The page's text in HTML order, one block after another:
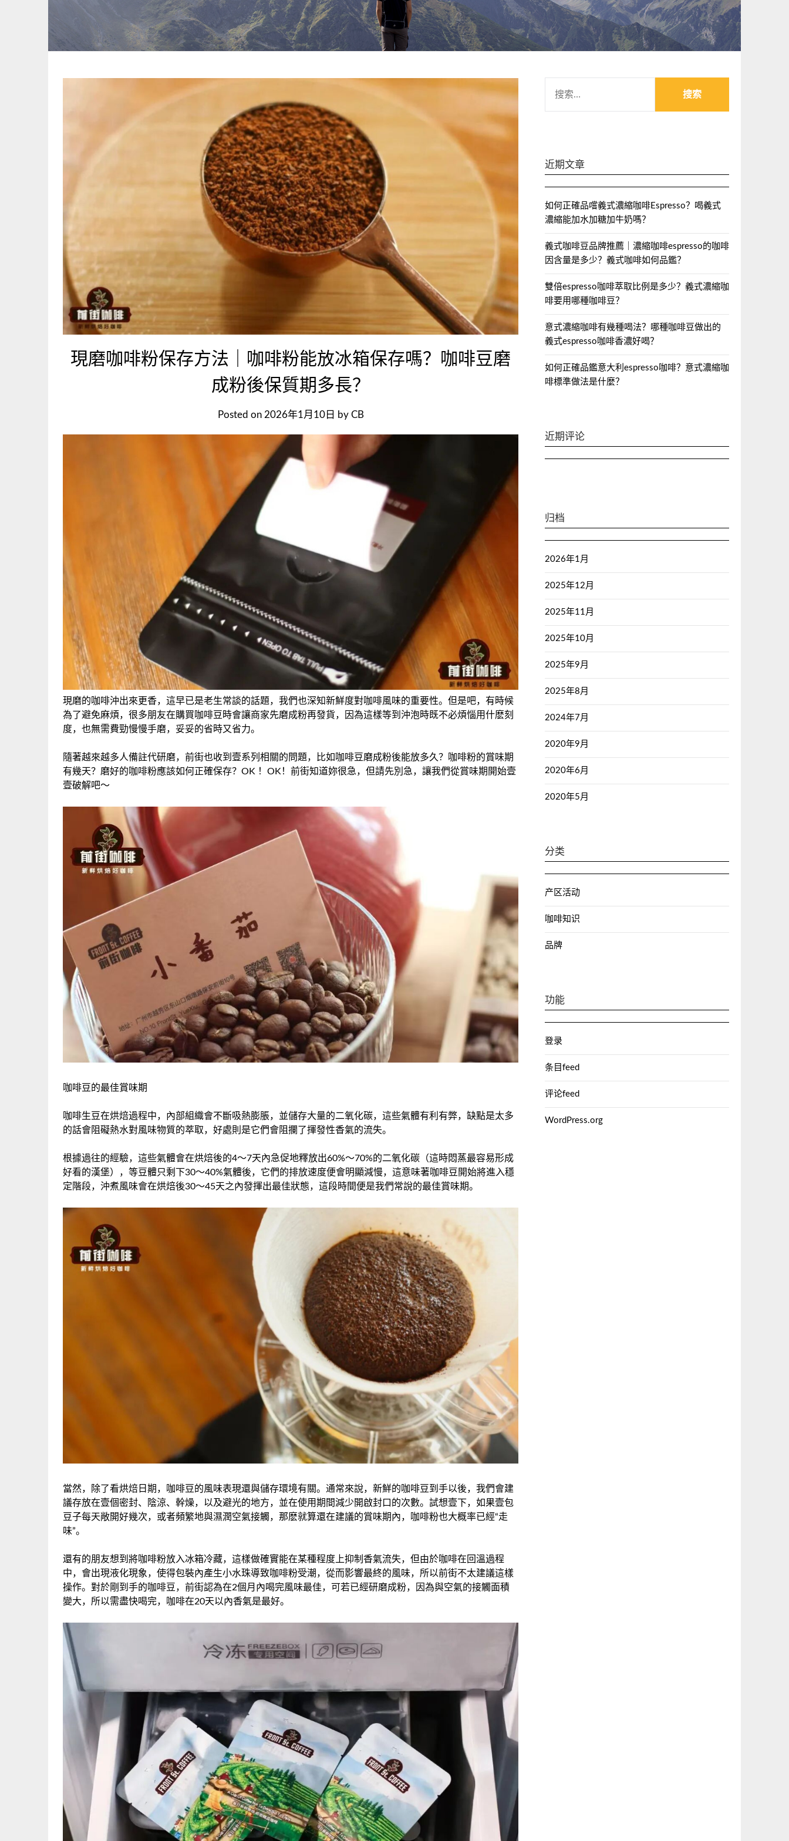
現磨咖啡粉保存方法｜咖啡粉能放冰箱保存嗎？咖啡豆磨
成粉後保質期多長？
Posted on 2026年1月10日 by CB
現磨的咖啡沖出來更香，這早已是老生常談的話題，我們也深知新鮮度對咖啡風味的重要性。但是吧，有時候
為了避免麻煩，很多朋友在購買咖啡豆時會讓商家先磨成粉再發貨，因為這樣等到沖泡時既不必煩惱用什麽刻
度，也無需費勁慢慢手磨，妥妥的省時又省力。
隨著越來越多人備註代研磨，前街也收到壹系列相關的問題，比如咖啡豆磨成粉後能放多久？咖啡粉的賞味期
有幾天？磨好的咖啡粉應該如何正確保存？OK ！OK！前街知道妳很急，但請先別急，讓我們從賞味期開始壹
壹破解吧～
咖啡豆的最佳賞味期
咖啡生豆在烘焙過程中，內部組織會不斷吸熱膨脹，並儲存大量的二氧化碳，這些氣體有利有弊，缺點是太多
的話會阻礙熱水對風味物質的萃取，好處則是它們會阻攔了揮發性香氣的流失。
根據過往的經驗，這些氣體會在烘焙後的4～7天內急促地釋放出60%～70%的二氧化碳（這時悶蒸最容易形成
好看的漢堡），等豆體只剩下30～40%氣體後，它們的排放速度便會明顯減慢，這意味著咖啡豆開始將進入穩
定階段，沖煮風味會在烘焙後30～45天之內發揮出最佳狀態，這段時間便是我們常說的最佳賞味期。
當然，除了看烘焙日期，咖啡豆的風味表現還與儲存環境有關。通常來說，新鮮的咖啡豆到手以後，我們會建
議存放在壹個密封、陰涼、幹燥，以及避光的地方，並在使用期間減少開啟封口的次數。試想壹下，如果壹包
豆子每天敞開好幾次，或者頻繁地與濕潤空氣接觸，那麽就算還在建議的賞味期內，咖啡粉也大概率已經“走
味”。
還有的朋友想到將咖啡粉放入冰箱冷藏，這樣做確實能在某種程度上抑制香氣流失，但由於咖啡在回溫過程
中，會出現液化現象，使得包裝內產生小水珠導致咖啡粉受潮，從而影響最終的風味，所以前街不太建議這樣
操作。對於剛到手的咖啡豆，前街認為在2個月內喝完風味最佳，可若已經研磨成粉，因為與空氣的接觸面積
變大，所以需盡快喝完，咖啡在20天以內香氣是最好。
索：
近期文章
如何正確品嚐義式濃縮咖啡Espresso？喝義式
濃縮能加水加糖加牛奶嗎？
義式咖啡豆品牌推薦｜濃縮咖啡espresso的咖啡
因含量是多少？義式咖啡如何品鑑？
雙倍espresso咖啡萃取比例是多少？義式濃縮咖
啡要用哪種咖啡豆？
意式濃縮咖啡有幾種喝法？哪種咖啡豆做出的
義式espresso咖啡香濃好喝？
如何正確品鑑意大利espresso咖啡？意式濃縮咖
啡標準做法是什麼？
近期评论
归档
2026年1月
2025年12月
2025年11月
2025年10月
2025年9月
2025年8月
2024年7月
2020年9月
2020年6月
2020年5月
分类
产区活动
咖啡知识
品牌
功能
登录
条目feed
评论feed
WordPress.org